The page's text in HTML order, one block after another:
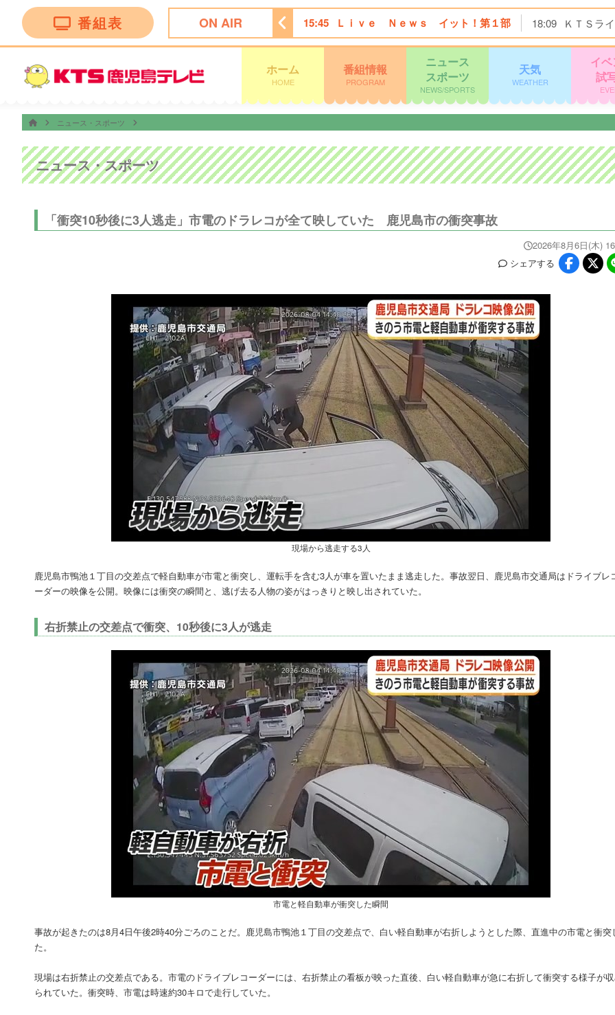
番組表 ON AIR
テレビショッピング ＫＴＳドラマセレクション 15:45 Ｌｉｖｅ Ｎｅｗｓ イット！第１部 18:09 ＫＴＳラ
ホーム
HOME
番組情報
PROGRAM
ニュース
スポーツ
NEWS/SPORTS
天気
WEATHER
イ
試
ニュース・スポーツ
ニュース・スポーツ
「衝突10秒後に3人逃走」市電のドラレコが全て映していた 鹿児島市の衝突事故
2026年8月6日(木)
シェアする
現場から逃走する3人
鹿児島市鴨池１丁目の交差点で軽自動車が市電と衝突し、運転手を含む3人が車を置いたまま逃走した。事故翌日、鹿児島市交通局はドライブレ
ーダーの映像を公開。映像には衝突の瞬間と、逃げ去る人物の姿がはっきりと映し出されていた。
右折禁止の交差点で衝突、10秒後に3人が逃走
市電と軽自動車が衝突した瞬間
事故が起きたのは8月4日午後2時40分ごろのことだ。鹿児島市鴨池１丁目の交差点で、白い軽自動車が右折しようとした際、直進中の市電と衝突
た。
現場は右折禁止の交差点である。市電のドライブレコーダーには、右折禁止の看板が映った直後、白い軽自動車が急に右折して衝突する様子が
られていた。衝突時、市電は時速約30キロで走行していた。